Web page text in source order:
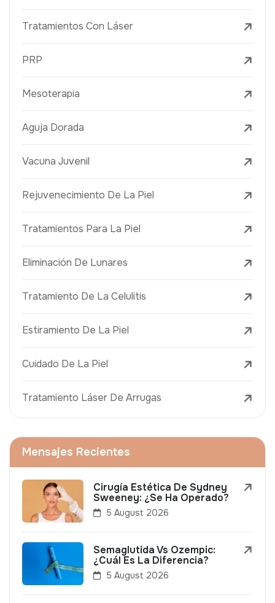
Tratamientos Con Láser
PRP
Mesoterapia
Aguja Dorada
Vacuna Juvenil
Rejuvenecimiento De La Piel
Tratamientos Para La Piel
Eliminación De Lunares
Tratamiento De La Celulitis
Estiramiento De La Piel
Cuidado De La Piel
Tratamiento Láser De Arrugas
Mensajes Recientes
Cirugía Estética De Sydney
Sweeney: ¿Se Ha Operado?
5 August 2026
Semaglutida Vs Ozempic:
¿Cuál Es La Diferencia?
5 August 2026